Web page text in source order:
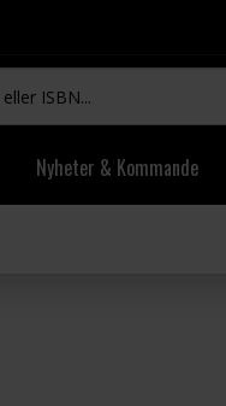
Nyheter & Kommande